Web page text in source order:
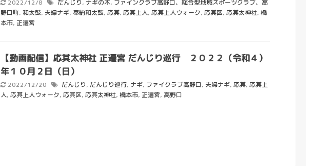
2022/12/8 だんじり, ナギの木, ファインクラブ高野口、総合型地域スポーツクラブ、高
野口町, 和太鼓, 夫婦ナギ, 奉納和太鼓, 応其, 応其上人, 応其上人ウォーク, 応其区, 応其太神社, 橋
本市, 正遷宮
【動画配信】応其太神社 正遷宮 だんじり巡行 ２０２２（令和４）
年１０月２日（日）
2022/12/20 だんじり, だんじり巡行, ナギ, ファイクラブ高野口, 夫婦ナギ, 応其, 応其上
人, 応其上人ウォーク, 応其区, 応其太神社, 橋本市, 正遷宮, 高野口